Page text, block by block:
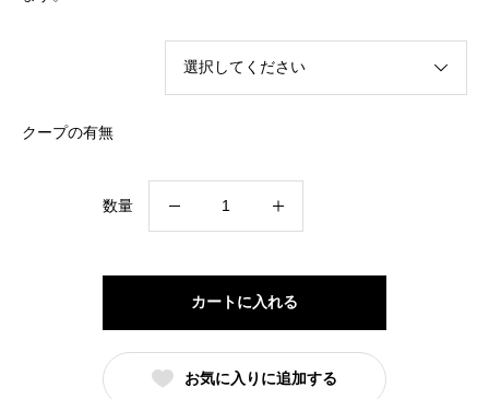
クープの有無
数量
バ
ン
カートに入れる
お気に入りに追加する